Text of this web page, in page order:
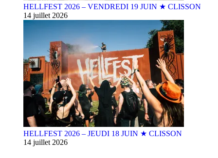
HELLFEST 2026 – VENDREDI 19 JUIN ★ CLISSON
14 juillet 2026
HELLFEST 2026 – JEUDI 18 JUIN ★ CLISSON
14 juillet 2026